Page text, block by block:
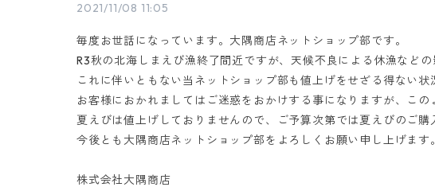
2021/11/08 11:05
毎度お世話になっています。大隅商店ネットショップ部です。
R3秋の北海しまえび漁終了間近ですが、天候不良による休漁などの
これに伴いともない当ネットショップ部も値上げをせざる得ない状
お客様におかれましてはご迷惑をおかけする事になりますが、こ
夏えびは値上げしておりませんので、ご予算次第では夏えびのご購
今後とも大隅商店ネットショップ部をよろしくお願い申し上げます。
株式会社大隅商店